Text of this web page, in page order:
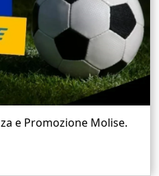
e Promozione Molise.